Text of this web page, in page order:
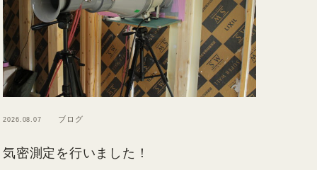
2026.08.07 ブログ
気密測定を行いました！